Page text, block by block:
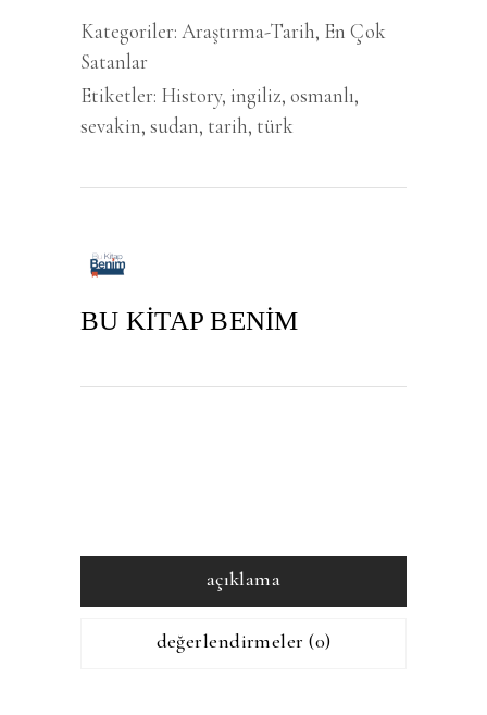
Kategoriler: Araştırma-Tarih, En Çok
Satanlar
Etiketler: History, ingiliz, osmanlı,
sevakin, sudan, tarih, türk
BU KİTAP BENİM
açıklama
değerlendirmeler (0)